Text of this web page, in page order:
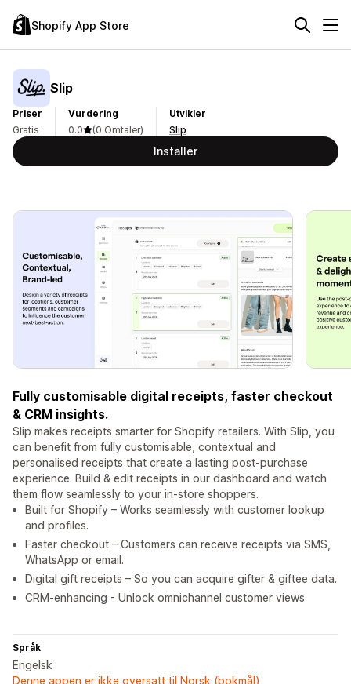
Shopify App Store
Slip
Priser
Gratis
Vurdering
0.0
(0 Omtaler)
Utvikler
Slip
Installer
Fully customisable digital receipts, faster checkout
& CRM insights.
Slip makes receipts smarter for Shopify retailers. With Slip, you
can benefit from fully customisable, contextual and
personalised receipts that create a lasting post-purchase
experience. Build & edit receipts in our dashboard and watch
them flow seamlessly to your in-store shoppers.
Built for Shopify – Works seamlessly with customer lookup
and profiles.
Faster checkout – Customers can receive receipts via SMS,
WhatsApp or email.
Digital gift receipts – So you can acquire gifter & giftee data.
CRM-enhancing - Unlock omnichannel customer views
Språk
Engelsk
Denne appen er ikke oversatt til Norsk (bokmål)